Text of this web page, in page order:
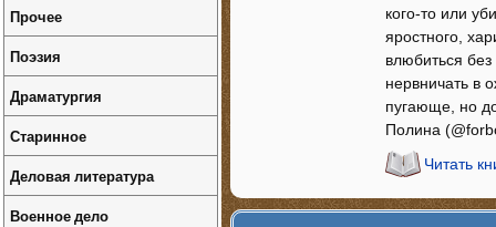
кого-то или
яростного,
влюбиться
нервничать в
пугающе, но
Полина
Читать
Прочее
Поэзия
Драматургия
Старинное
Деловая литература
Военное дело